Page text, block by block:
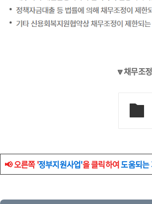
🔽채무조
📢 오른쪽 '정부지원사업'을 클릭하여도움되는